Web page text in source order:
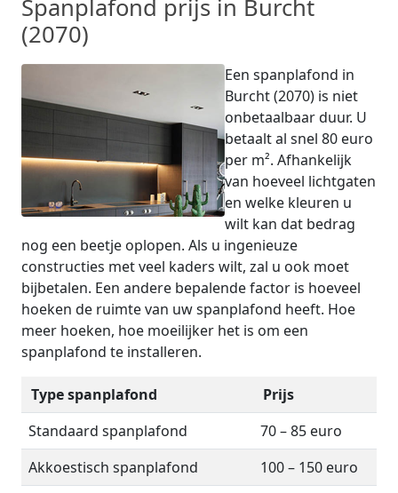
Spanplafond prijs in Burcht
(2070)
Een spanplafond in
Burcht (2070) is niet
onbetaalbaar duur. U
betaalt al snel 80 euro
per m². Afhankelijk
van hoeveel lichtgaten
en welke kleuren u
wilt kan dat bedrag
nog een beetje oplopen. Als u ingenieuze
constructies met veel kaders wilt, zal u ook moet
bijbetalen. Een andere bepalende factor is hoeveel
hoeken de ruimte van uw spanplafond heeft. Hoe
meer hoeken, hoe moeilijker het is om een
spanplafond te installeren.
Type spanplafond
Prijs
Standaard spanplafond
70 – 85 euro
Akkoestisch spanplafond
100 – 150 euro